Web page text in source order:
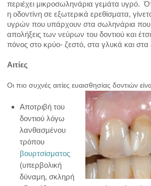
ΠΕΡΙΣΤΕΦΑΝΙΤΙΔΑ
ΤΕΡΗΔΟΝΑ
ΟΔΟΝΤΙΚΟ ΑΠΟΣΤΗΜΑ
ΑΠΟΚΑΤΑΣΤΑΣΗ ΔΟΝΤΙΩΝ
ΚΑΘΑΡΙΣΜΟΣ ΔΟΝΤΙΩΝ
ΛΕΥΚΑΝΣΗ
ΕΝΔΟΔΟΝΤΙΚΗ ΘΕΡΑΠΕΙΑ-
περιέχει μικροσωληνάρια γεμάτα υγρό.
η οδοντίνη σε εξωτερικά ερεθίσματα,
υγρών που υπάρχουν στα σωληνάρια που
απολήξεις των νεύρων του δοντιού και έτσι
πόνος στο κρύο- ζεστό, στα γλυκά και στα
Αιτίες
Οι πιο συχνές αιτίες ευαισθησίας δοντιών
Αποτριβή του
δοντιού λόγω
λανθασμένου
τρόπου
βουρτσίσματος
(υπερβολική
δύναμη, σκληρή